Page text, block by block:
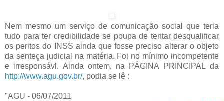
Nem mesmo um serviço de comunicação social que teria
tudo para ter credibilidade se poupa de tentar desqualificar
os peritos do INSS ainda que fosse preciso alterar o objeto
da senteça judicial na matéria. Foi no mínimo incompetente
e irresponsávl. Ainda ontem, na PÁGINA PRINCIPAL da
http://www.agu.gov.br/, podia se lê :
"AGU - 06/07/2011